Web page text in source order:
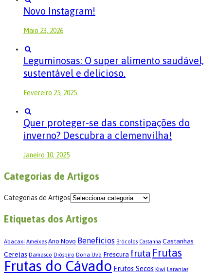
Novo Instagram!
Maio 23, 2026
Leguminosas: O super alimento saudável,
sustentável e delicioso.
Fevereiro 25, 2025
Quer proteger-se das constipações do
inverno? Descubra a clemenvilha!
Janeiro 10, 2025
Categorias de Artigos
Categorias de Artigos
Etiquetas dos Artigos
Abacaxi Ameixas Ano Novo Benefícios Brócolos Castanha Castanhas
Cerejas Damasco Dióspiro Dona Uva Frescura fruta Frutas
Frutas do Cávado Frutos Secos Kiwi Laranjas